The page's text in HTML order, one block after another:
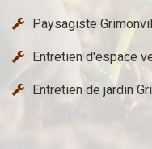
Paysagiste
Entretien d'espace
Entretien de jardin